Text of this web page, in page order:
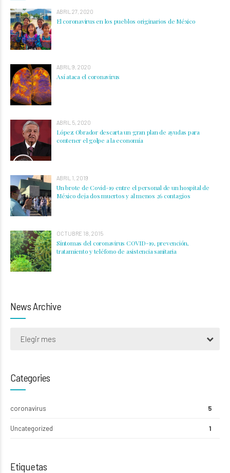
ABRIL 27, 2020
El coronavirus en los pueblos originarios de México
ABRIL 9, 2020
Así ataca el coronavirus
ABRIL 5, 2020
López Obrador descarta un gran plan de ayudas para
contener el golpe a la economía
ABRIL 1, 2019
Un brote de Covid-19 entre el personal de un hospital de
México deja dos muertos y al menos 26 contagios
OCTUBRE 18, 2015
Síntomas del coronavirus COVID-19, prevención,
tratamiento y teléfono de asistencia sanitaria
News Archive
Elegir mes
Categories
coronavirus 5
Uncategorized 1
Etiquetas